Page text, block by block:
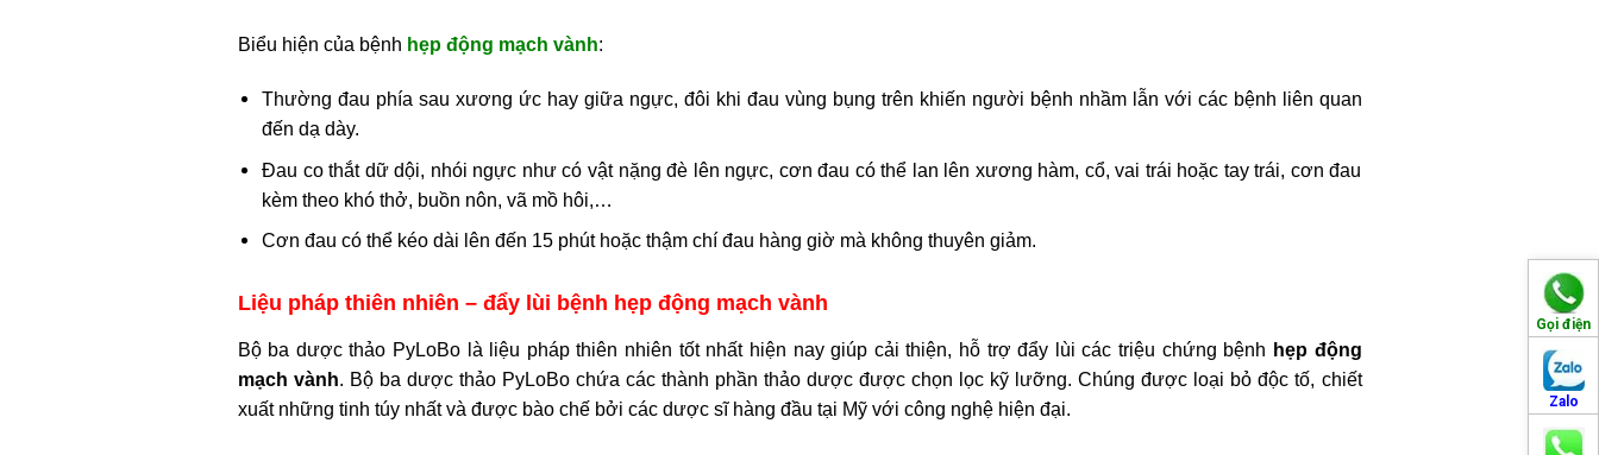
Gọi điện
Zalo
Biểu hiện của bệnh hẹp động mạch vành:
Thường đau phía sau xương ức hay giữa ngực, đôi khi đau vùng bụng trên khiến người bệnh nhầm lẫn với các bệnh liên quan
đến dạ dày.
Đau co thắt dữ dội, nhói ngực như có vật nặng đè lên ngực, cơn đau có thể lan lên xương hàm, cổ, vai trái hoặc tay trái, cơn đau
kèm theo khó thở, buồn nôn, vã mồ hôi,…
Cơn đau có thể kéo dài lên đến 15 phút hoặc thậm chí đau hàng giờ mà không thuyên giảm.
Liệu pháp thiên nhiên – đẩy lùi bệnh hẹp động mạch vành
Bộ ba dược thảo PyLoBo là liệu pháp thiên nhiên tốt nhất hiện nay giúp cải thiện, hỗ trợ đẩy lùi các triệu chứng bệnh hẹp động
mạch vành. Bộ ba dược thảo PyLoBo chứa các thành phần thảo dược được chọn lọc kỹ lưỡng. Chúng được loại bỏ độc tố, chiết
xuất những tinh túy nhất và được bào chế bởi các dược sĩ hàng đầu tại Mỹ với công nghệ hiện đại.